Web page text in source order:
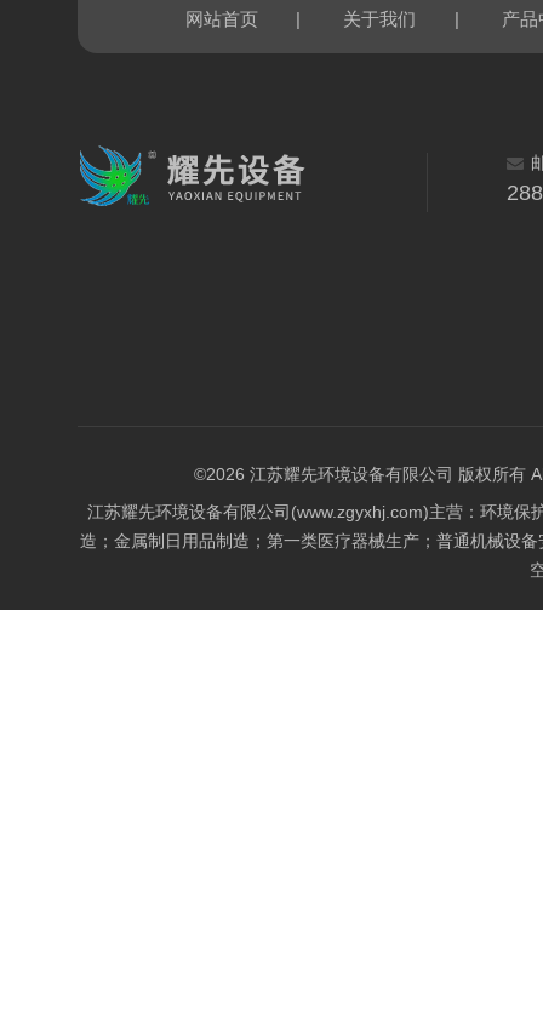
网站首页 | 关于我们 | 产品
©2026 江苏耀先环境设备有限公司 版权所有
江苏耀先环境设备有限公司(www.zgyxhj.com)主营：环境
造；金属制日用品制造；第一类医疗器械生产；普通机械设